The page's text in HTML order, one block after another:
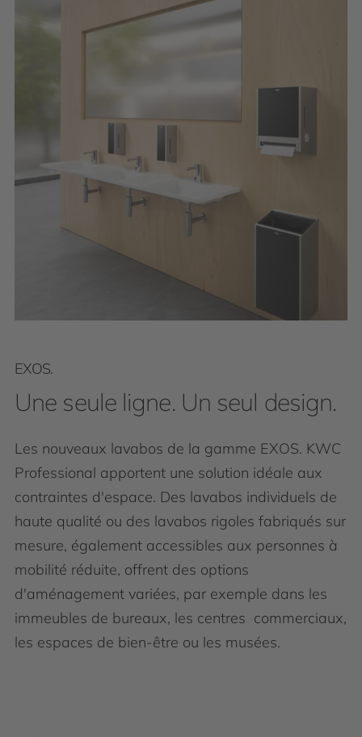
EXOS.
Une seule ligne. Un seul design.
Les nouveaux lavabos de la gamme EXOS. KWC
Professional apportent une solution idéale aux
contraintes d'espace. Des lavabos individuels de
haute qualité ou des lavabos rigoles fabriqués sur
mesure, également accessibles aux personnes à
mobilité réduite, offrent des options
d'aménagement variées, par exemple dans les
immeubles de bureaux, les centres commerciaux,
les espaces de bien-être ou les musées.